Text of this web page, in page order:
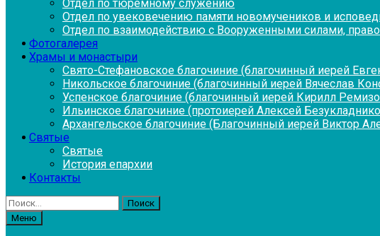
Отдел по тюремному служению
Отдел по увековечению памяти новомучеников и
Отдел по взаимодействию с Вооруженными силами,
Фотогалерея
Храмы и монастыри
Свято-Стефановское благочиние (благочинный иерей
Никольское благочиние (благочинный иерей Вячеслав
Успенское благочиние (благочинный иерей Кирилл
Ильинское благочиние (протоиерей Алексей
Архангельское благочиние (Благочинный иерей Виктор
Святые
Святые
История епархии
Контакты
Найти:
Меню